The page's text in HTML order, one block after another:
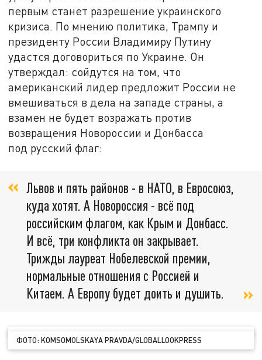
первым станет разрешение украинского
кризиса. По мнению политика, Трампу и
президенту России Владимиру Путину
удастся договориться по Украине. Он
утверждал: сойдутся на том, что
американский лидер предложит России не
вмешиваться в дела на западе страны, а
взамен не будет возражать против
возвращения Новороссии и Донбасса
под русский флаг:
Львов и пять районов - в НАТО, в Евросоюз,
куда хотят. А Новороссия - всё под
российским флагом, как Крым и Донбасс.
И всё, три конфликта он закрывает.
Трижды лауреат Нобелевской премии,
нормальные отношения с Россией и
Китаем. А Европу будет доить и душить.
ФОТО: KOMSOMOLSKAYA PRAVDA/GLOBALLOOKPRESS